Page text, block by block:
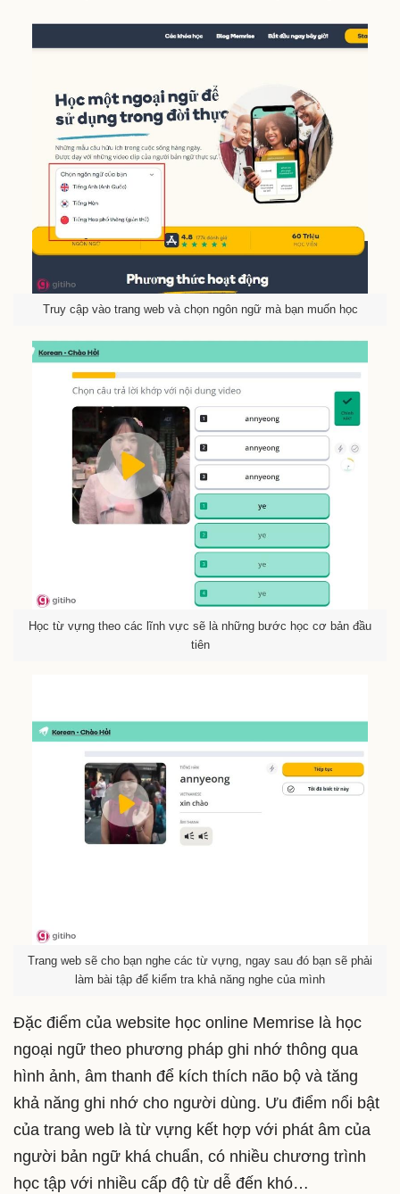
Truy cập vào trang web và chọn ngôn ngữ mà bạn muốn học
Học từ vựng theo các lĩnh vực sẽ là những bước học cơ bản đầu
tiên
Trang web sẽ cho bạn nghe các từ vựng, ngay sau đó bạn sẽ phải
làm bài tập để kiểm tra khả năng nghe của mình
Đặc điểm của website học online Memrise là học
ngoại ngữ theo phương pháp ghi nhớ thông qua
hình ảnh, âm thanh để kích thích não bộ và tăng
khả năng ghi nhớ cho người dùng. Ưu điểm nổi bật
của trang web là từ vựng kết hợp với phát âm của
người bản ngữ khá chuẩn, có nhiều chương trình
học tập với nhiều cấp độ từ dễ đến khó…